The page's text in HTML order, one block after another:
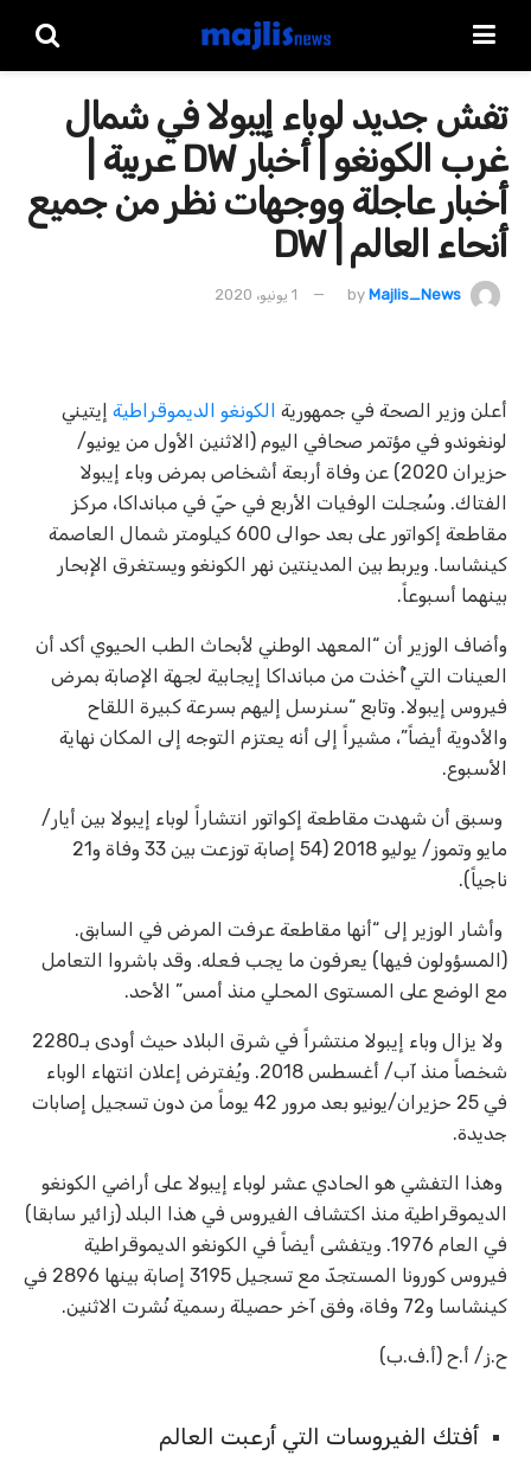
تفش جديد لوباء إيبولا في شمال
غرب الكونغو | أخبار DW عربية |
أخبار عاجلة ووجهات نظر من جميع
أنحاء العالم | DW
by Majlis_News 1 يونيو، 2020
أعلن وزير الصحة في جمهورية الكونغو الديموقراطية إيتيني
لونغوندو في مؤتمر صحافي اليوم (الاثنين الأول من يونيو/
حزيران 2020) عن وفاة أربعة أشخاص بمرض وباء إيبولا
الفتاك. وسُجلت الوفيات الأربع في حيّ في مبانداكا، مركز
مقاطعة إكواتور على بعد حوالى 600 كيلومتر شمال العاصمة
كينشاسا. ويربط بين المدينتين نهر الكونغو ويستغرق الإبحار
بينهما أسبوعاً.
وأضاف الوزير أن “المعهد الوطني لأبحاث الطب الحيوي أكد أن
العينات التي أُخذت من مبانداكا إيجابية لجهة الإصابة بمرض
فيروس إيبولا. وتابع “سنرسل إليهم بسرعة كبيرة اللقاح
والأدوية أيضاً”، مشيراً إلى أنه يعتزم التوجه إلى المكان نهاية
الأسبوع.
وسبق أن شهدت مقاطعة إكواتور انتشاراً لوباء إيبولا بين أيار/
مايو وتموز/ يوليو 2018 (54 إصابة توزعت بين 33 وفاة و21
ناجياً).
وأشار الوزير إلى “أنها مقاطعة عرفت المرض في السابق.
(المسؤولون فيها) يعرفون ما يجب فعله. وقد باشروا التعامل
مع الوضع على المستوى المحلي منذ أمس” الأحد.
ولا يزال وباء إيبولا منتشراً في شرق البلاد حيث أودى بـ2280
شخصاً منذ آب/ أغسطس 2018. ويُفترض إعلان انتهاء الوباء
في 25 حزيران/يونيو بعد مرور 42 يوماً من دون تسجيل إصابات
جديدة.
وهذا التفشي هو الحادي عشر لوباء إيبولا على أراضي الكونغو
الديموقراطية منذ اكتشاف الفيروس في هذا البلد (زائير سابقا)
في العام 1976. ويتفشى أيضاً في الكونغو الديموقراطية
فيروس كورونا المستجدّ مع تسجيل 3195 إصابة بينها 2896 في
كينشاسا و72 وفاة، وفق آخر حصيلة رسمية نُشرت الاثنين.
ح.ز/ أ.ح (أ.ف.ب)
أفتك الفيروسات التي أرعبت العالم